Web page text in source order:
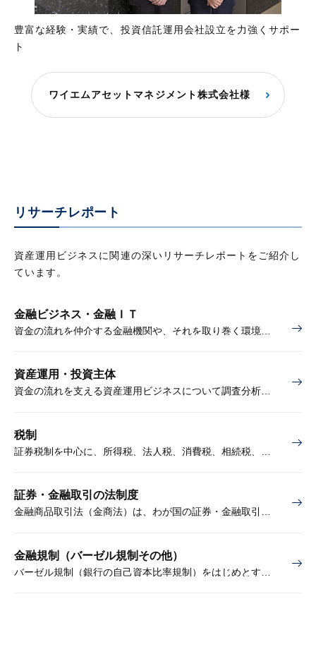
豊富な経験・実績で、投資信託運用会社設立を力強くサポー
ト
ワイエムアセットマネジメント株式会社様
リサーチレポート
資産運用ビジネスに関連の深いリサーチレポートをご紹介し
ています。
金融ビジネス・金融ＩＴ
資産運用・投資主体
税制
証券・金融取引の法制度
金融規制（バーゼル規制その他）